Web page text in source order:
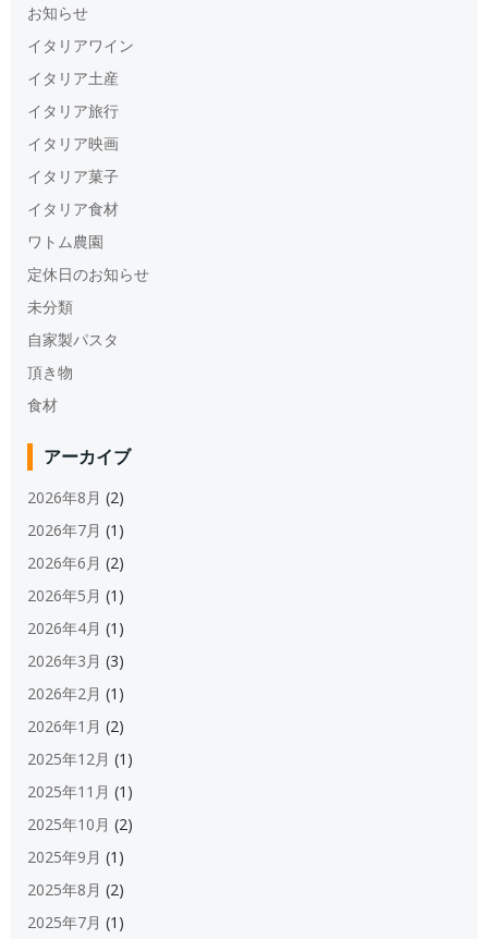
お知らせ
イタリアワイン
イタリア土産
イタリア旅行
イタリア映画
イタリア菓子
イタリア食材
ワトム農園
定休日のお知らせ
未分類
自家製パスタ
頂き物
食材
アーカイブ
2026年8月 (2)
2026年7月 (1)
2026年6月 (2)
2026年5月 (1)
2026年4月 (1)
2026年3月 (3)
2026年2月 (1)
2026年1月 (2)
2025年12月 (1)
2025年11月 (1)
2025年10月 (2)
2025年9月 (1)
2025年8月 (2)
2025年7月 (1)